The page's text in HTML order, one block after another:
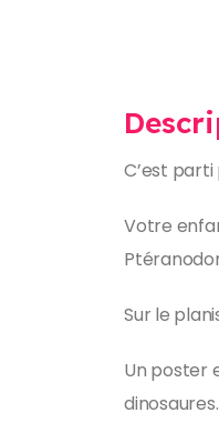
C’est
Votre
Sur le
Un poster
dinosaures.